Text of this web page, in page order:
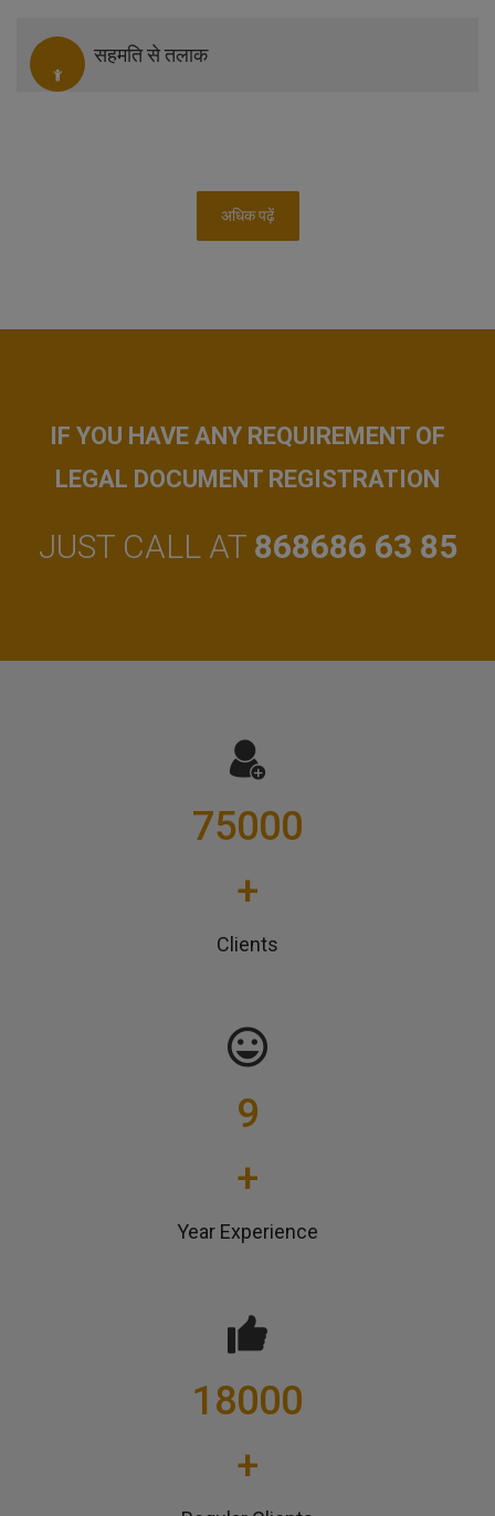
सहमति से तलाक
अधिक पढ़ें
IF YOU HAVE ANY REQUIREMENT OF
LEGAL DOCUMENT REGISTRATION
JUST CALL AT 868686 63 85
75000
+
Clients
9
+
Year Experience
18000
+